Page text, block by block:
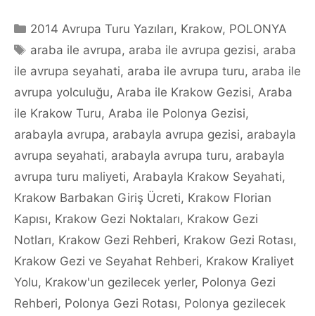
Categories
2014 Avrupa Turu Yazıları, Krakow, POLONYA
Tags
araba ile avrupa, araba ile avrupa gezisi, araba
ile avrupa seyahati, araba ile avrupa turu, araba ile
avrupa yolculuğu, Araba ile Krakow Gezisi, Araba
ile Krakow Turu, Araba ile Polonya Gezisi,
arabayla avrupa, arabayla avrupa gezisi, arabayla
avrupa seyahati, arabayla avrupa turu, arabayla
avrupa turu maliyeti, Arabayla Krakow Seyahati,
Krakow Barbakan Giriş Ücreti, Krakow Florian
Kapısı, Krakow Gezi Noktaları, Krakow Gezi
Notları, Krakow Gezi Rehberi, Krakow Gezi Rotası,
Krakow Gezi ve Seyahat Rehberi, Krakow Kraliyet
Yolu, Krakow'un gezilecek yerler, Polonya Gezi
Rehberi, Polonya Gezi Rotası, Polonya gezilecek